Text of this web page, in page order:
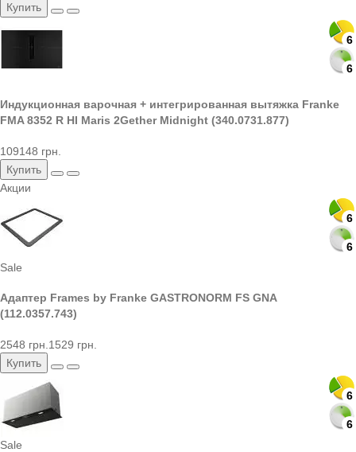
Купить
6
6
Индукционная варочная + интегрированная вытяжка Franke
FMA 8352 R HI Maris 2Gether Midnight (340.0731.877)
109148 грн.
Купить
Акции
6
6
6
6
Sale
Адаптер Frames by Franke GASTRONORM FS GNA
(112.0357.743)
2548 грн. 1529 грн.
Купить
6
6
6
6
Sale